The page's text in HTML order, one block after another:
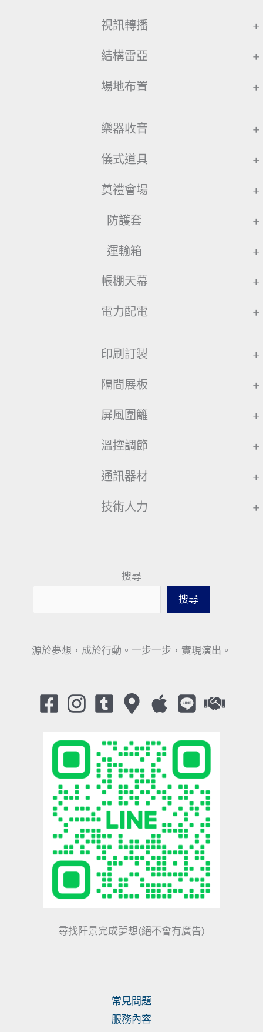
視訊轉播 +
結構雷亞 +
場地布置 +
樂器收音 +
儀式道具 +
奠禮會場 +
防護套 +
運輸箱 +
帳棚天幕 +
電力配電 +
印刷訂製 +
隔間展板 +
屏風圍籬 +
溫控調節 +
通訊器材 +
技術人力 +
搜尋
搜尋
源於夢想，成於行動。一步一步，實現演出。
尋找阡景完成夢想(絕不會有廣告)
常見問題
服務內容